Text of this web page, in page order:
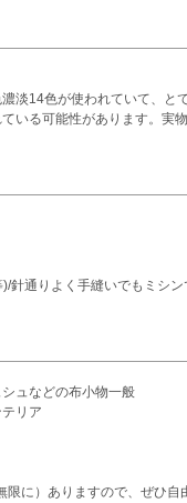
淡14色が使われていて、と
いる可能性があります。実
針通りよく手縫いでもミシ
ュなどの布小物一般
リア
に）ありますので、ぜひ自